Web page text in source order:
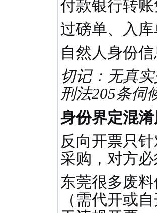
付款银行转
过磅单、入
自然人身份
切记：无真
刑法205条伺
身份界定混
反向开票只
采购，对方
东莞很多废
（需代开或